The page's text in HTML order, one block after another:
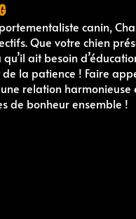
canin,
Que votre chien
ait besoin
la patience ! Faire
relation
de bonheur ensemble !